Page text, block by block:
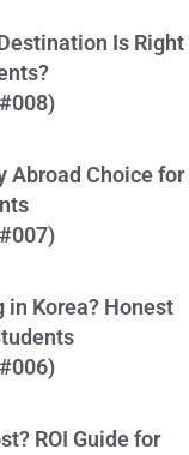
Is Right
Abroad Choice for
in Korea? Honest
ROI Guide for